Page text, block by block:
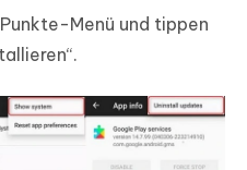
Menü und tippen